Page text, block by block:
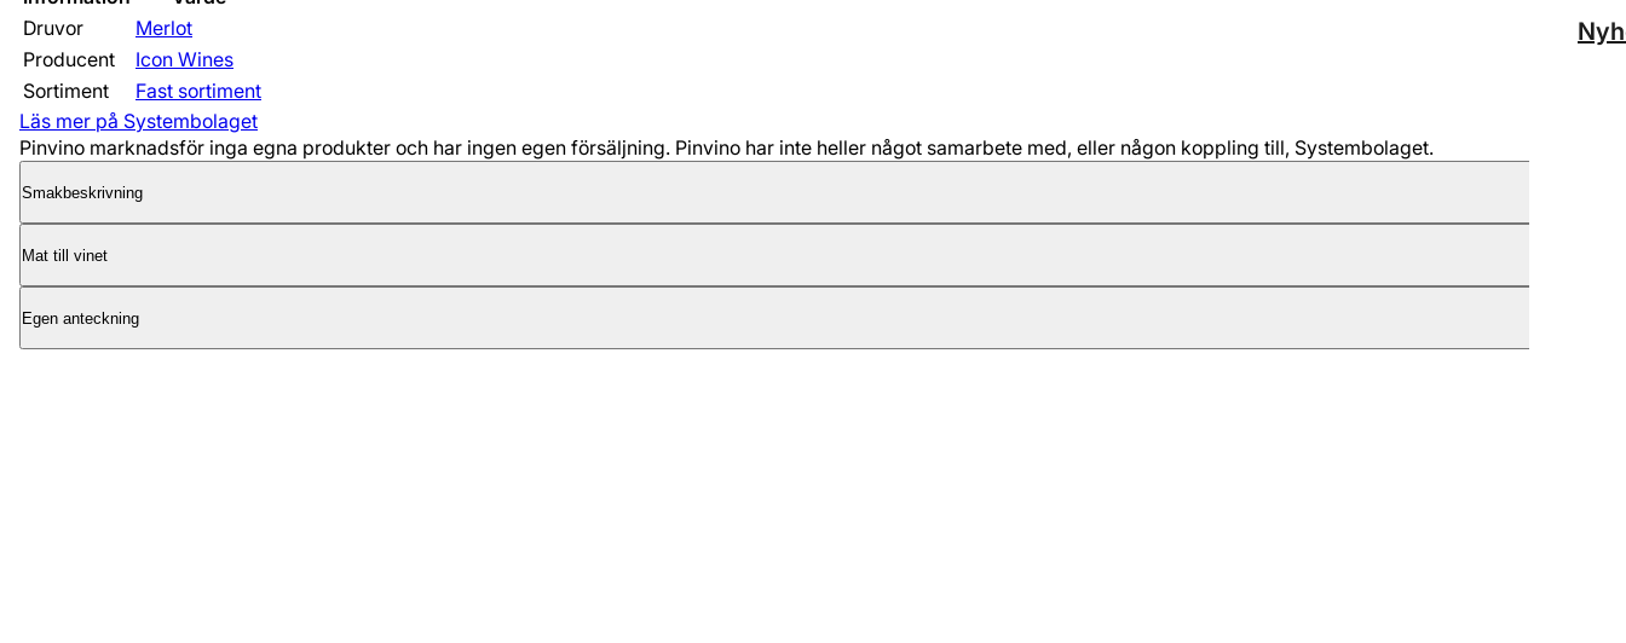
Druvor
Merlot
Producent
Icon Wines
Sortiment
Fast sortiment
Läs mer på Systembolaget
Pinvino marknadsför inga egna produkter och har ingen egen försäljning. Pinvino har inte heller något samarbete med, eller någon koppling till, Systembolaget.
Smakbeskrivning
Mat till vinet
Egen anteckning